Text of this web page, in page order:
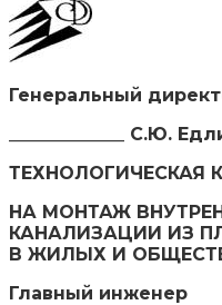
Генеральный
_____________ С.Ю.
ТЕХНОЛОГИЧЕСКАЯ
НА МОНТАЖ
КАНАЛИЗАЦИИ ИЗ
В ЖИЛЫХ И
Главный инженер